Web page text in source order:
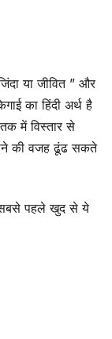
या जीवित ” और
का हिंदी अर्थ है
में विस्तार से
की वजह ढूंढ सकते
सबसे पहले खुद से ये